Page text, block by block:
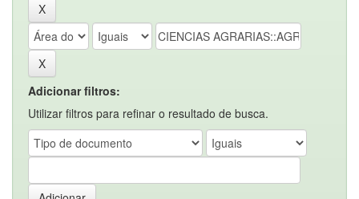
Adicionar filtros:
Utilizar filtros para refinar o resultado de busca.